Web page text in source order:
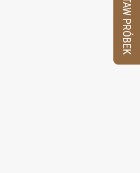
ZESTAW PRÓBEK